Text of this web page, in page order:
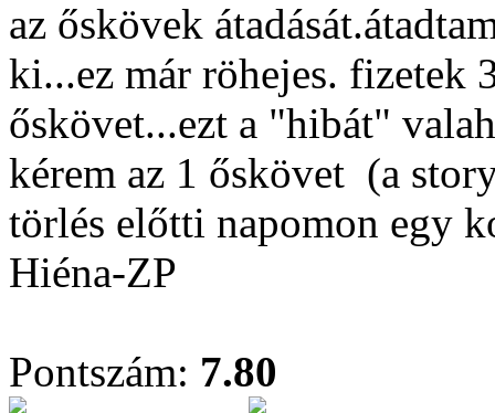
az őskövek
ki...ez már röhejes. fizetek
őskövet...ezt a "hibát"
kérem az 1 őskövet (a
törlés előtti napomon egy
Hiéna-ZP
Pontszám: 7.80